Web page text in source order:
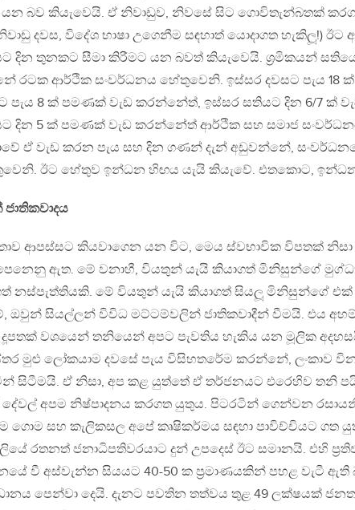
යන බව කියැවෙයි. ඒ නිවාඩුව, නිවසේ සිට ගොවිතැන්බතක්
දවස, විදේශ භාෂා උගෙනීම සඳහාත් යොදාගත හැකිලූ!) ඊට
දින තුනකට සීමා කිරීමට යන බවත් කියැවෙයි. ශ්‍රමිකයන්
රටක ආර්ථික සංවර්ධනය හේතුවෙනි. ඉස්සර දවසට පැය 18
පැය 8 ක් පමණක් වැඩ කරන්නේත්, ඉස්සර සතියට දින 6/7 ක්
දින 5 ක් පමණක් වැඩ කරන්නේත් ආර්ථික සහ සමාජ
ඒ වැඩ කරන පැය සහ දින ගණන් දැන් අඩුවන්නේ,
ඊට හේතුව ඉන්ධන හිඟය යැයි කියැවේ. එතකොට,
ආපස්සට කියවාගෙන යන විට, මෙය ස්වභාවික විපතක්
ඇත. මේ වනාහී, වියතුන් යැයි කියාගත් මිනිසුන්ගේ
නස්පැත්තියකි. මේ වියතුන් යැයි කියාගත් සියලූ මිනිසුන්ගේ
ඔවුන් සියල්ලන් විවිධ මට්ටම්වලින් ජාතිකවාදීන් වීමයි. එය
වශයෙන් තනියෙන් අපට පැවතිය හැකිය යන මූලික
මුළු ලෝකයාම දවසේ පැය විසිහතරේම කරන්නේ, ලංකාව
සිටීමයි. ඒ නිසා, අප කළ යුත්තේ ඒ තර්ජනයට එරෙහිව තනි
දේවල් අපම නිෂ්පාදනය කරගත යුතුය. පිටරටින් ගෙන්වන
ගොම සහ කැලිකසල අපේ කෘෂිකර්මය සඳහා පාවිච්චියට ගත
රතනත් ජනාධිපතිවරයාට දුන් උපදෙස් ඊට සමානයි. එහි
වී අස්වැන්න සියයට 40-50 ක ප්‍රමාණයකින් පහළ වැටී
පෙන්වා දෙයි. දැනට පවතින තත්වය තුළ 49 ලක්ෂයක්